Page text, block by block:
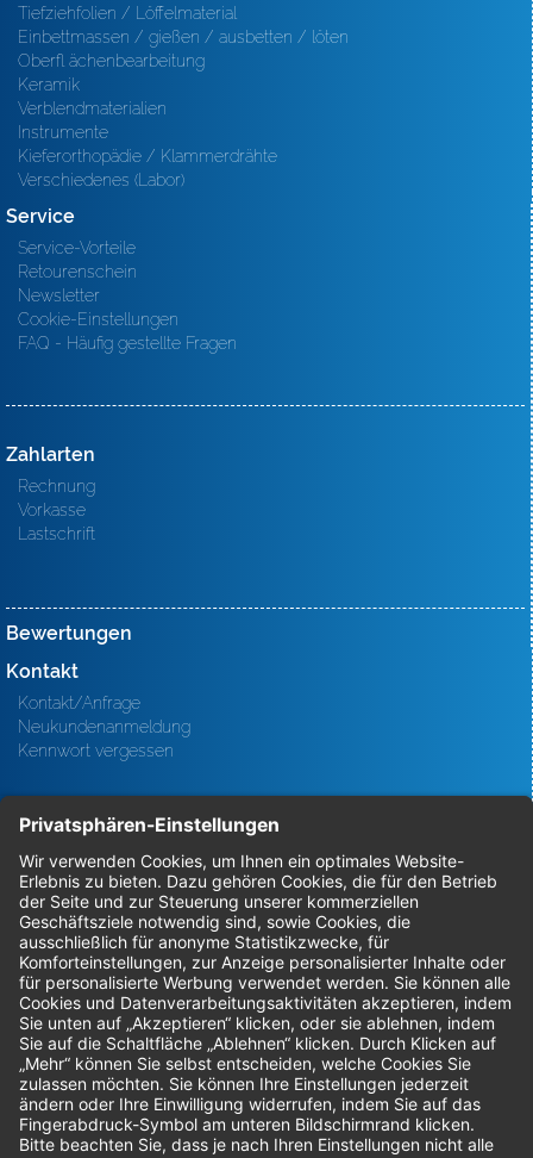
Tiefziehfolien / Löffelmaterial
Einbettmassen / gießen / ausbetten / löten
Oberfl ächenbearbeitung
Keramik
Verblendmaterialien
Instrumente
Kieferorthopädie / Klammerdrähte
Verschiedenes (Labor)
Service
Service-Vorteile
Retourenschein
Newsletter
Cookie-Einstellungen
FAQ - Häufig gestellte Fragen
Zahlarten
Rechnung
Vorkasse
Lastschrift
Bewertungen
Kontakt
Kontakt/Anfrage
Neukundenanmeldung
Kennwort vergessen
Bestellungen
Sendung verfolgen
Geprüfter Shop